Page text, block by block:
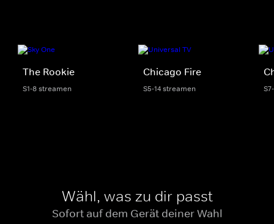
The Rookie
S1-8 streamen
Chicago Fire
S5-14 streamen
Wähl, was zu dir passt
Sofort auf dem Gerät deiner Wahl